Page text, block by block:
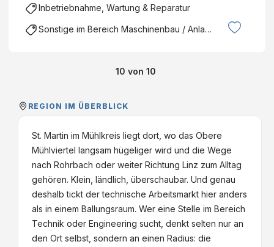
Inbetriebnahme, Wartung & Reparatur
Sonstige im Bereich Maschinenbau / Anlagenbau
10 von 10
REGION IM ÜBERBLICK
St. Martin im Mühlkreis liegt dort, wo das Obere
Mühlviertel langsam hügeliger wird und die Wege
nach Rohrbach oder weiter Richtung Linz zum Alltag
gehören. Klein, ländlich, überschaubar. Und genau
deshalb tickt der technische Arbeitsmarkt hier anders
als in einem Ballungsraum. Wer eine Stelle im Bereich
Technik oder Engineering sucht, denkt selten nur an
den Ort selbst, sondern an einen Radius: die